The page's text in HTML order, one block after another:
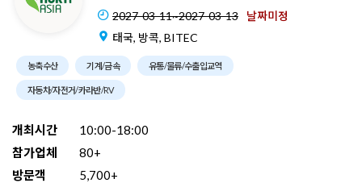
2027-03-11~2027-03-13
날짜미정
태국, 방콕, BITEC
농축수산 기계/금속 유통/물류/수출입교역
자동차/자전거/카라반/RV
개최시간
10:00-18:00
참가업체
80+
방문객
5,700+